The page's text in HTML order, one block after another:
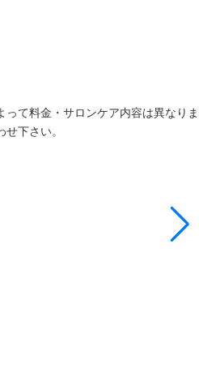
て料金・サロンケア内容は異なりま
下さい。